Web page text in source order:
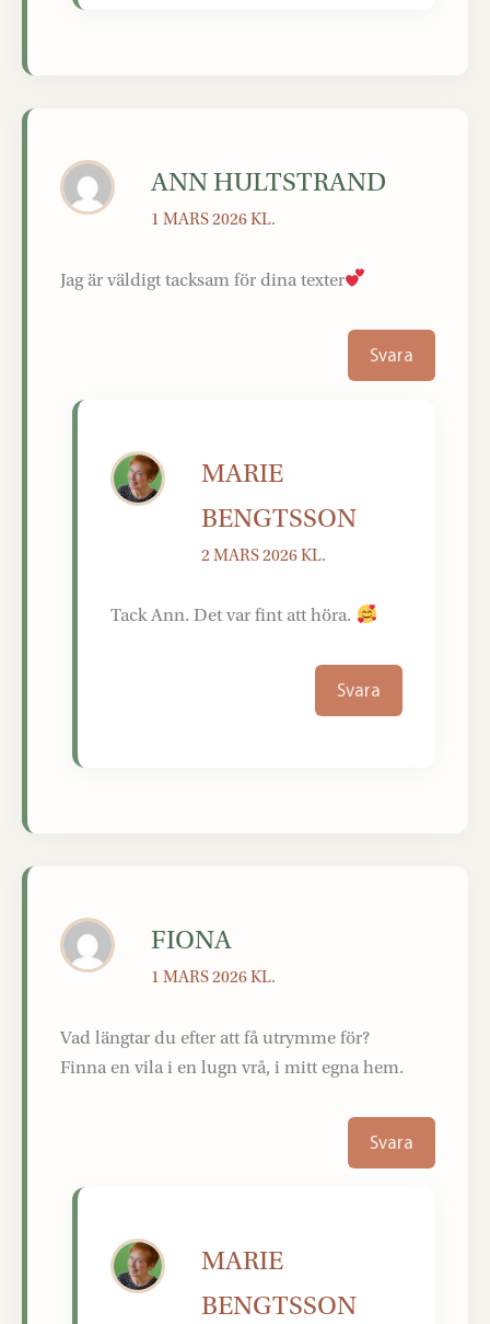
ANN HULTSTRAND
1 MARS 2026 KL.
Jag är väldigt tacksam för dina texter
Svara
MARIE
BENGTSSON
2 MARS 2026 KL.
Tack Ann. Det var fint att höra.
Svara
FIONA
1 MARS 2026 KL.
Vad längtar du efter att få utrymme för?
Finna en vila i en lugn vrå, i mitt egna hem.
Svara
MARIE
BENGTSSON